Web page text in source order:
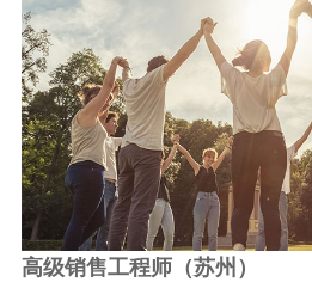
高级销售工程师（苏州）